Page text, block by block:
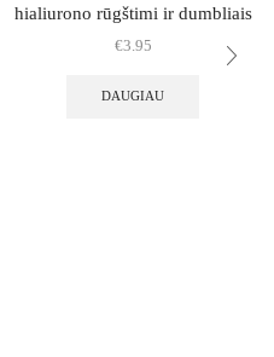
hialiurono rūgštimi ir dumbliais
drėkinanti
€3.95
DAUGIAU